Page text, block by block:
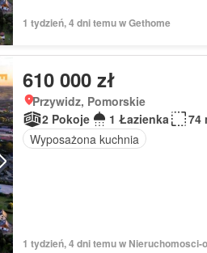
1 tydzień, 4 dni temu w Gethome
610 000 zł
Przywidz, Pomorskie
2 Pokoje
1 Łazienka
74
Wyposażona kuchnia
1 tydzień, 4 dni temu w Nieruchomosci-